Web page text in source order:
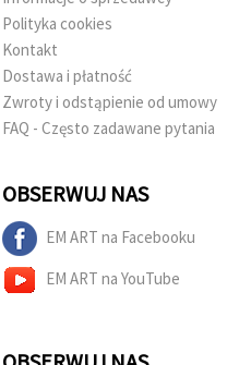
Polityka cookies
Kontakt
Dostawa i płatność
Zwroty i odstąpienie od umowy
FAQ - Często zadawane pytania
OBSERWUJ NAS
EM ART na Facebooku
EM ART na YouTube